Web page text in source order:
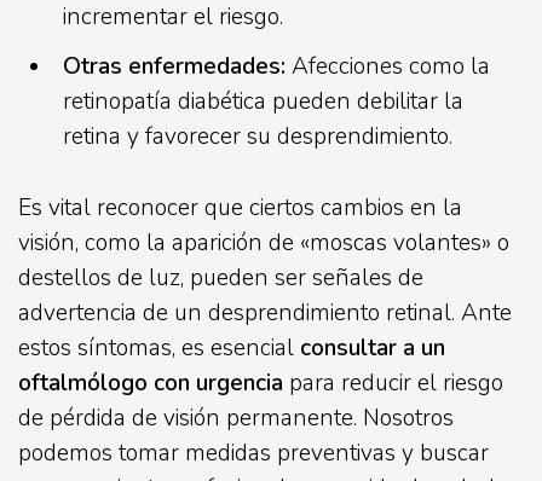
incrementar el riesgo.
Otras enfermedades: Afecciones como la
retinopatía diabética pueden debilitar la
retina y favorecer su desprendimiento.
Es vital reconocer que ciertos cambios en la
visión, como la aparición de «moscas volantes» o
destellos de luz, pueden ser señales de
advertencia de un desprendimiento retinal. Ante
estos síntomas, es esencial consultar a un
oftalmólogo con urgencia para reducir el riesgo
de pérdida de visión permanente. Nosotros
podemos tomar medidas preventivas y buscar